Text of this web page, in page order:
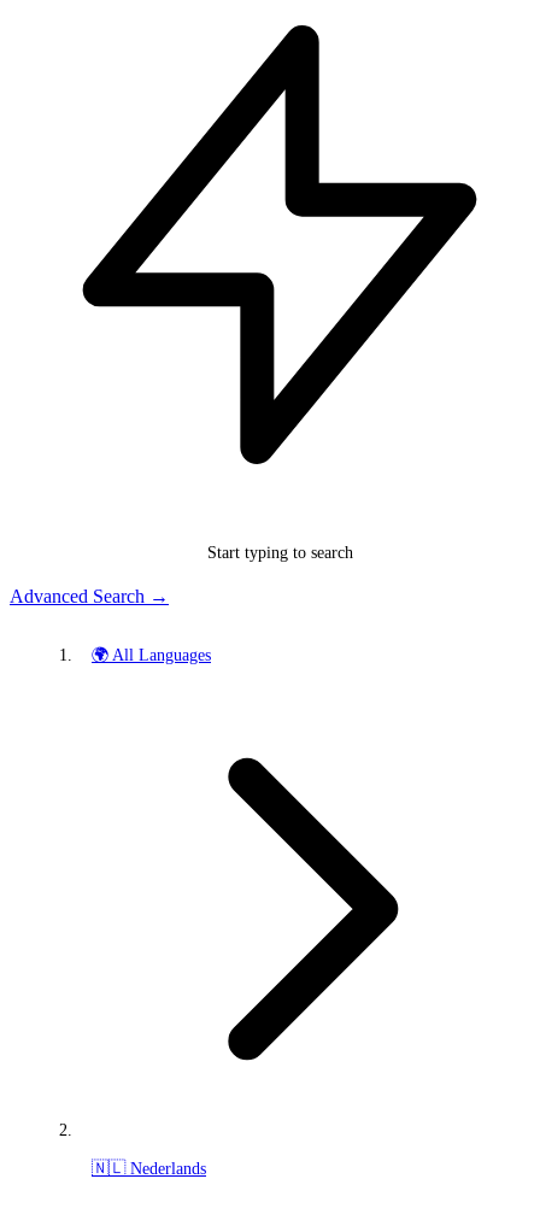
Start typing to search
Advanced Search →
🌍 All Languages
🇳🇱 Nederlands